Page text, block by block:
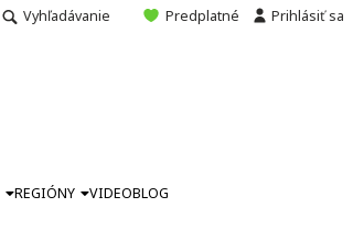
Vyhľadávanie Predplatné Prihlásiť sa
REGIÓNY VIDEOBLOG